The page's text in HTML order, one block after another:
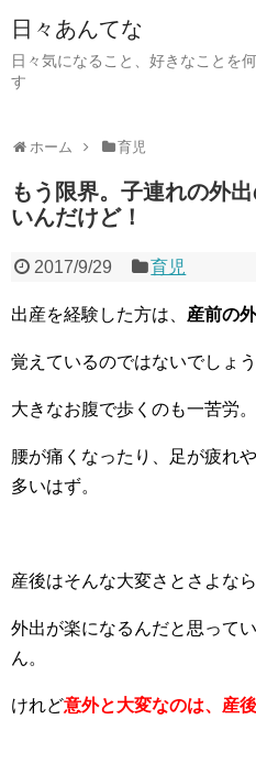
日々あんてな
日々気になること、好きなことを
す
ホーム 育児
もう限界。子連れの外
いんだけど！
2017/9/29 育児
出産を経験した方は、 産前の
覚えているのではないでしょう
大きなお腹で歩くのも一苦労。
腰が痛くなったり、足が疲れ
多いはず。
産後はそんな大変さとさよなら
外出が楽になるんだと思って
ん。
けれど意外と大変なのは、産